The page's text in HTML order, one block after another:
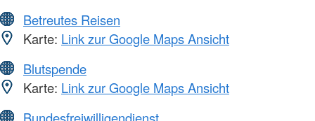
Betreutes Reisen
Karte: Link zur Google Maps Ansicht
Blutspende
Karte: Link zur Google Maps Ansicht